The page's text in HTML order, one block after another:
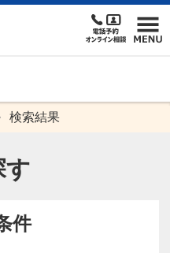
検索結果
す
件